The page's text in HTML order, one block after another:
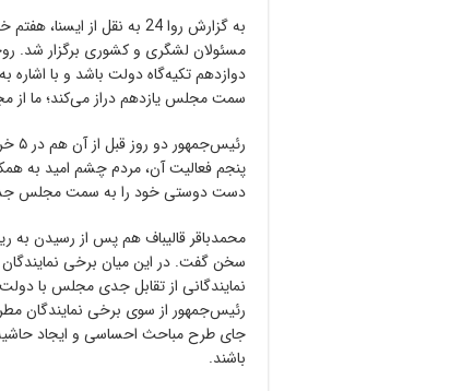
مسئولان لشگری و کشوری برگزار شد.
دوازدهم تکیه‌گاه دولت باشد و با
سمت مجلس یازدهم دراز می‌کند؛ ما از
پنجم فعالیت آن، مردم چشم امید به
دست دوستی خود را به سمت مجلس
محمدباقر قالیباف هم پس از رسیدن به
سخن گفت. در این میان برخی
نمایندگانی از تقابل جدی مجلس با
رئیس‌جمهور از سوی برخی نمایندگان
جای طرح مباحث احساسی و ایجاد
باشند.